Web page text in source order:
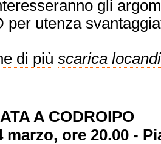
gli
per utenza
di più scarica
A CODROIPO
marzo, ore 20.00 -